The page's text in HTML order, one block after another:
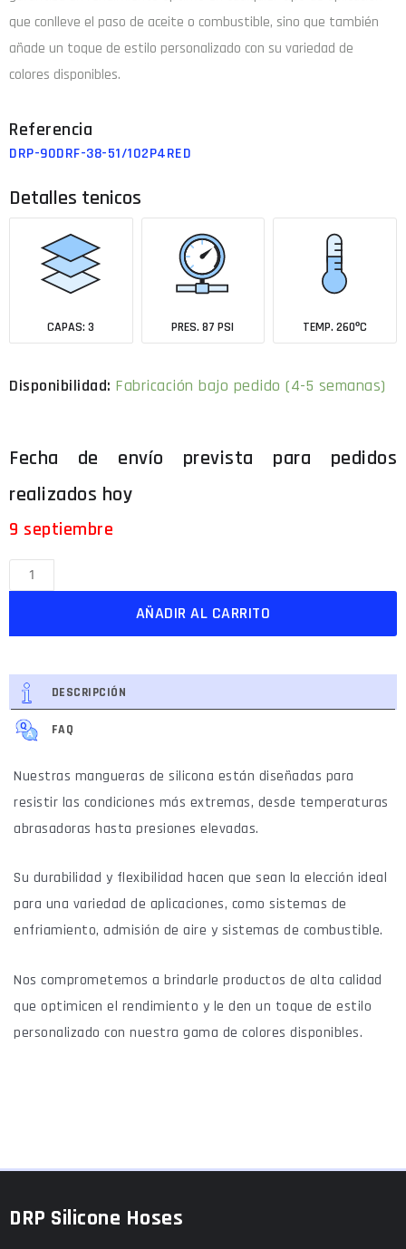
que conlleve el paso de aceite o combustible, sino que también
añade un toque de estilo personalizado con su variedad de
colores disponibles.
DRP-90DRF-38-51/102P4RED
Detalles tenicos
CAPAS: 3 PRES. 87 PSI TEMP. 260ºC
Fabricación bajo pedido (4-5 semanas)
9 septiembre
AÑADIR AL CARRITO
DESCRIPCIÓN
FAQ
Nuestras mangueras de silicona están diseñadas para
resistir las condiciones más extremas, desde temperaturas
abrasadoras hasta presiones elevadas.
Su durabilidad y flexibilidad hacen que sean la elección ideal
para una variedad de aplicaciones, como sistemas de
enfriamiento, admisión de aire y sistemas de combustible.
Nos comprometemos a brindarle productos de alta calidad
que optimicen el rendimiento y le den un toque de estilo
personalizado con nuestra gama de colores disponibles.
DRP Silicone Hoses